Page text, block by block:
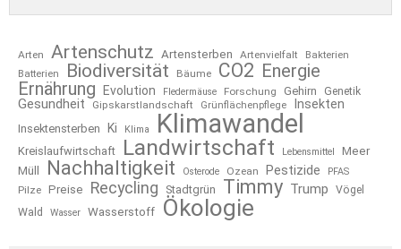
Arten Artenschutz Artensterben Artenvielfalt
Bakterien
Batterien
Biodiversität Bäume CO2 Energie
Ernährung
Evolution Fledermäuse Forschung Gehirn Genetik
Gesundheit Gipskarstlandschaft Grünflächenpflege Insekten
Insektensterben Ki Klima Klimawandel
Kreislaufwirtschaft Landwirtschaft Lebensmittel
Meer
Müll
Nachhaltigkeit Osterode Ozean Pestizide PFAS
Pilze Preise Recycling Stadtgrün Timmy Trump
Vögel
Wald
Wasser Wasserstoff Ökologie